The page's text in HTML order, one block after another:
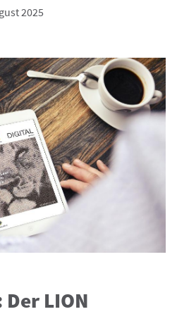
2025
LION